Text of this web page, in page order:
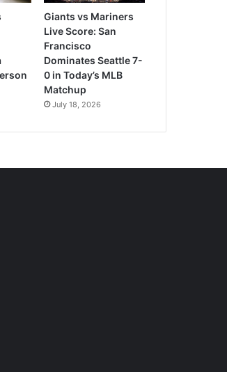
Giants vs Mariners
Live Score: San
Francisco
Dominates Seattle 7-
0 in Today’s MLB
Matchup
July 18, 2026